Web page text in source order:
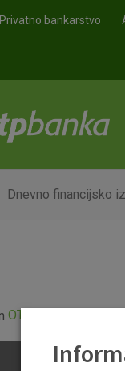
Privatno bankarstvo
Dnevno financijsko
OTP Dnevno